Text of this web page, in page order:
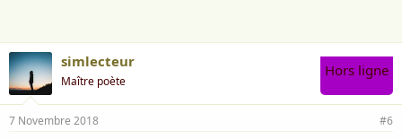
simlecteur
Maître poète
Hors ligne
7 Novembre 2018 #6